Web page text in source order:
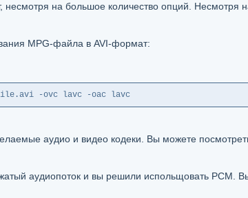
несмотря на большое количество опций.
MPG-файла в AVI-формат:
-ovc lavc -oac lavc
аудио и видео кодеки. Вы можете
аудиопоток и вы решили испольщовать